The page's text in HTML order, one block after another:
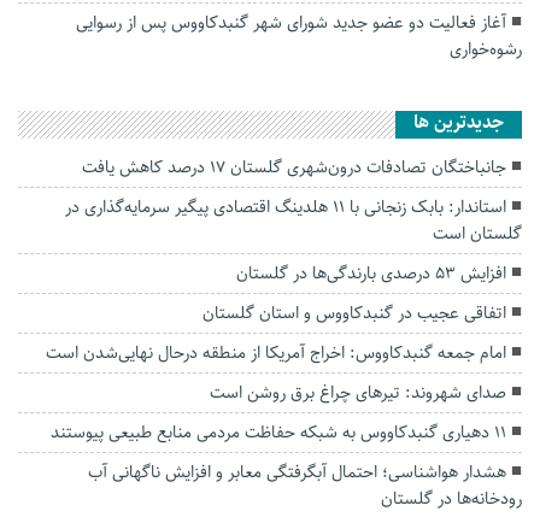
آغاز فعالیت دو عضو جدید شورای شهر گنبدکاووس پس از رسوایی
رشوه‌خواری
جديدترين ها
جانباختگان تصادفات درون‌شهری گلستان ۱۷ درصد کاهش یافت
استاندار: بابک زنجانی با ۱۱ هلدینگ اقتصادی پیگیر سرمایه‌گذاری در
گلستان است
افزایش ۵۳ درصدی بارندگی‌ها در گلستان
اتفاقی عجیب در‌ گنبدکاووس و استان گلستان
امام جمعه گنبدکاووس: اخراج آمریکا از منطقه درحال نهایی‌شدن است
صدای شهروند: تیرهای چراغ برق روشن است
۱۱ دهیاری گنبدکاووس به شبکه حفاظت مردمی منابع طبیعی پیوستند
هشدار هواشناسی؛ احتمال آبگرفتگی معابر و افزایش ناگهانی آب
رودخانه‌ها در گلستان